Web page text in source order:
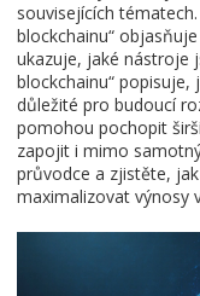
souvisejících
blockchainu“
ukazuje, jaké nástroje
blockchainu“
důležité pro budoucí
pomohou pochopit
zapojit i mimo
průvodce a zjistěte,
maximalizovat výnosy